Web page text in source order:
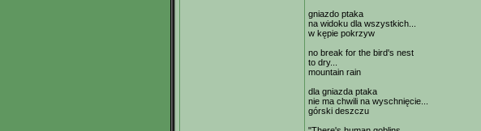
gniazdo ptaka
na widoku dla wszystkich...
w kępie pokrzyw
no break for the bird's nest
to dry...
mountain rain
dla gniazda ptaka
nie ma chwili na wyschnięcie...
górski deszczu